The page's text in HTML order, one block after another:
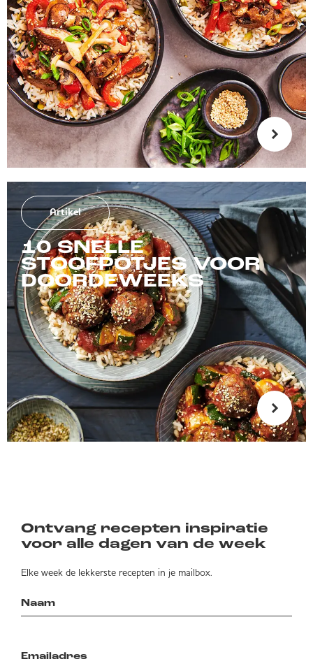
Artikel
10 SNELLE
STOOFPOTJES VOOR
DOORDEWEEKS
Ontvang recepten inspiratie
voor alle dagen van de week
Elke week de lekkerste recepten in je mailbox.